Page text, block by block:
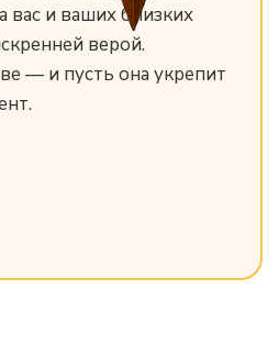
и ваших близких
верой.
— и пусть она укрепит